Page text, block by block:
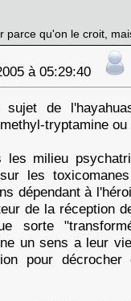
parce qu'on le croit,
à 05:29:40
de
tryptamine ou
les milieu
les
dépendant à
de la réception
sorte
un sens a leur
pour